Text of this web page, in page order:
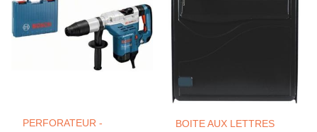
PERFORATEUR -
BOITE AUX LETTRES